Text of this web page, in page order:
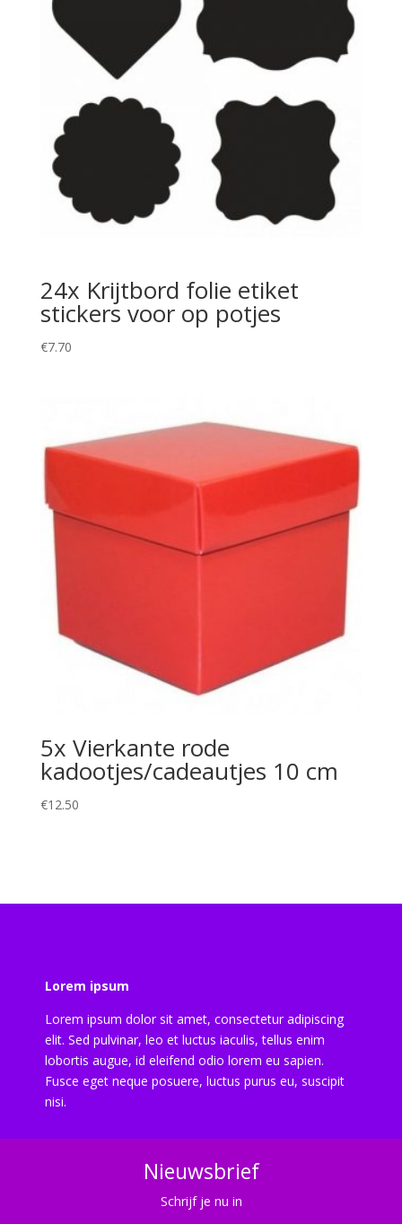
24x Krijtbord folie etiket
stickers voor op potjes
€7.70
5x Vierkante rode
kadootjes/cadeautjes 10 cm
€12.50
Lorem ipsum
Lorem ipsum dolor sit amet, consectetur adipiscing
elit. Sed pulvinar, leo et luctus iaculis, tellus enim
lobortis augue, id eleifend odio lorem eu sapien.
Fusce eget neque posuere, luctus purus eu, suscipit
nisi.
Nieuwsbrief
Schrijf je nu in